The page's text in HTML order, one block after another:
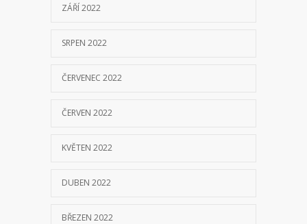
ZÁŘÍ 2022
SRPEN 2022
ČERVENEC 2022
ČERVEN 2022
KVĚTEN 2022
DUBEN 2022
BŘEZEN 2022